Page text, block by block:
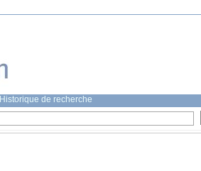
Historique de recherche